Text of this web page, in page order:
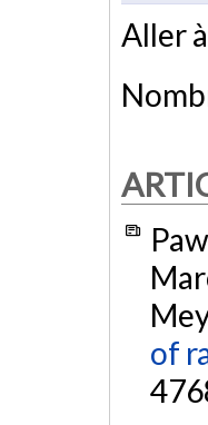
Aller
of